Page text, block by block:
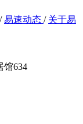
/ 易速动态 / 关于易
馆634